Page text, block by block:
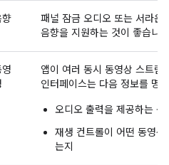
패널 잠금 오디오 또는 서라운
음향을 지원하는 것이 좋습니
앱이 여러 동시 동영상 스트림
인터페이스는 다음 정보를 명
오디오 출력을 제공하는 동
재생 컨트롤이 어떤 동영
는지